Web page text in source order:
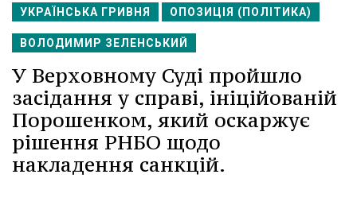
УКРАЇНСЬКА ГРИВНЯ ОПОЗИЦІЯ (ПОЛІТИКА)
ВОЛОДИМИР ЗЕЛЕНСЬКИЙ
У Верховному Суді пройшло
засідання у справі, ініційованій
Порошенком, який оскаржує
рішення РНБО щодо
накладення санкцій.